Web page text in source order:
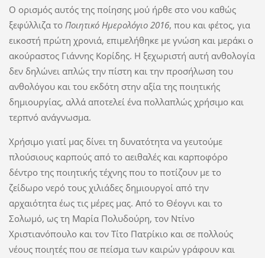
Ο ορισμός αυτός της ποίησης μού ήρθε στο νου καθώς
ξεφύλλιζα το Ποιητικό Ημερολόγιο 2016, που και φέτος, για
εικοστή πρώτη χρονιά, επιμελήθηκε με γνώση και μεράκι ο
ακούραστος Γιάννης Κορίδης. Η ξεχωριστή αυτή ανθολογία
δεν δηλώνει απλώς την πίστη και την προσήλωση του
ανθολόγου και του εκδότη στην αξία της ποιητικής
δημιουργίας, αλλά αποτελεί ένα πολλαπλώς χρήσιμο και
τερπνό ανάγνωσμα.
Χρήσιμο γιατί μας δίνει τη δυνατότητα να γευτούμε
πλούσιους καρπούς από το αειθαλές και καρποφόρο
δέντρο της ποιητικής τέχνης που το ποτίζουν με το
ζείδωρο νερό τους χιλιάδες δημιουργοί από την
αρχαιότητα έως τις μέρες μας. Από το Θέογνι και το
Σολωμό, ως τη Μαρία Πολυδούρη, τον Ντίνο
Χριστιανόπουλο και τον Τίτο Πατρίκιο και σε πολλούς
νέους ποιητές που σε πείσμα των καιρών γράφουν και